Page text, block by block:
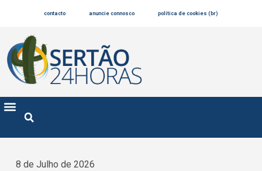
contacto anuncie connosco política de cookies (br)
8 de Julho de 2026